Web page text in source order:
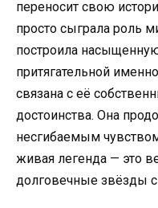
переносит свою
просто сыграла роль
построила
притягательной
связана с её
достоинства. Она
несгибаемым
живая легенда — это
долговечные звёзды